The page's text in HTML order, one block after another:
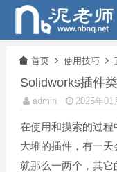
首页 使用技巧
Solidworks插件
admin 2025年01
在使用和摸索的过
大堆的插件，有一
就那么一两个，其它